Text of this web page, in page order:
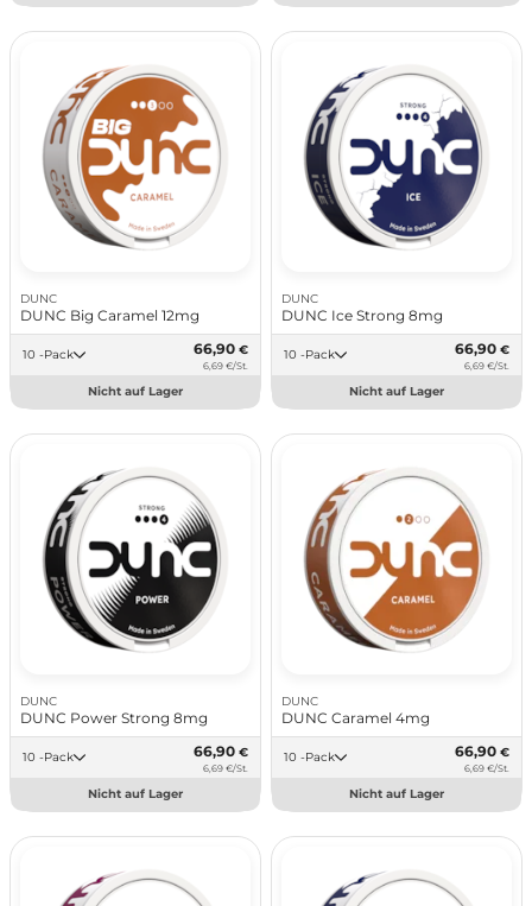
DUNC
DUNC Big Caramel 12mg
10 -Pack 66,90 €
6,69 €/St.
Nicht auf Lager
DUNC
DUNC Ice Strong 8mg
10 -Pack 66,90 €
6,69 €/St.
Nicht auf Lager
DUNC
DUNC Power Strong 8mg
10 -Pack 66,90 €
6,69 €/St.
Nicht auf Lager
DUNC
DUNC Caramel 4mg
10 -Pack 66,90 €
6,69 €/St.
Nicht auf Lager